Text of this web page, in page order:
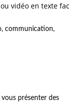
vidéo en texte
, communication,
présenter des